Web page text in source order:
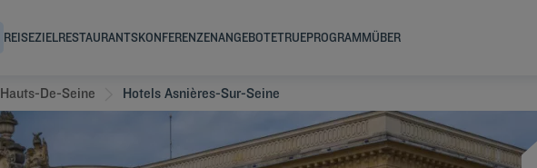
REISEZIELRESTAURANTSKONFERENZENANGEBOTETRUEPROGRAMMÜBER
Hauts-De-Seine Hotels Asnières-Sur-Seine